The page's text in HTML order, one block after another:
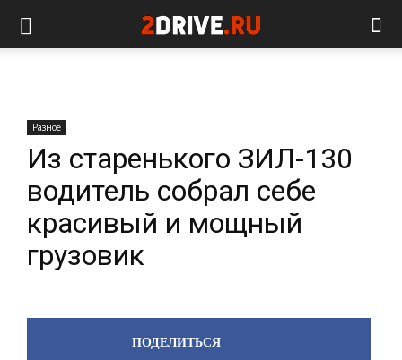
Разное
Из старенького ЗИЛ-130
водитель собрал себе
красивый и мощный
грузовик
ПОДЕЛИТЬСЯ